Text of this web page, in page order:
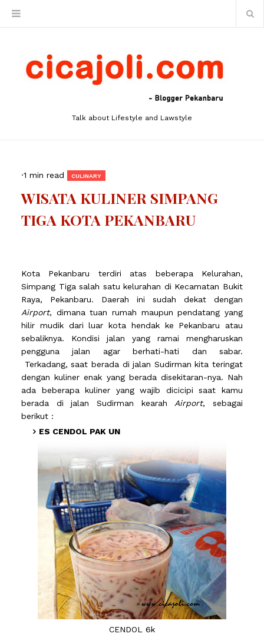
Talk about Lifestyle and Lawstyle
·1 min read CULINARY
WISATA KULINER SIMPANG
TIGA KOTA PEKANBARU
Kota Pekanbaru terdiri atas beberapa Kelurahan,
Simpang Tiga salah satu kelurahan di Kecamatan Bukit
Raya, Pekanbaru. Daerah ini sudah dekat dengan
Airport, dimana tuan rumah maupun pendatang yang
hilir mudik dari luar kota hendak ke Pekanbaru atau
sebaliknya. Kondisi jalan yang ramai mengharuskan
pengguna jalan agar berhati-hati dan sabar.
Terkadang, saat berada di jalan Sudirman kita teringat
dengan kuliner enak yang berada disekitaran-nya. Nah
ada beberapa kuliner yang wajib dicicipi saat kamu
berada di jalan Sudirman kearah Airport, sebagai
berikut :
ES CENDOL PAK UN
CENDOL 6k